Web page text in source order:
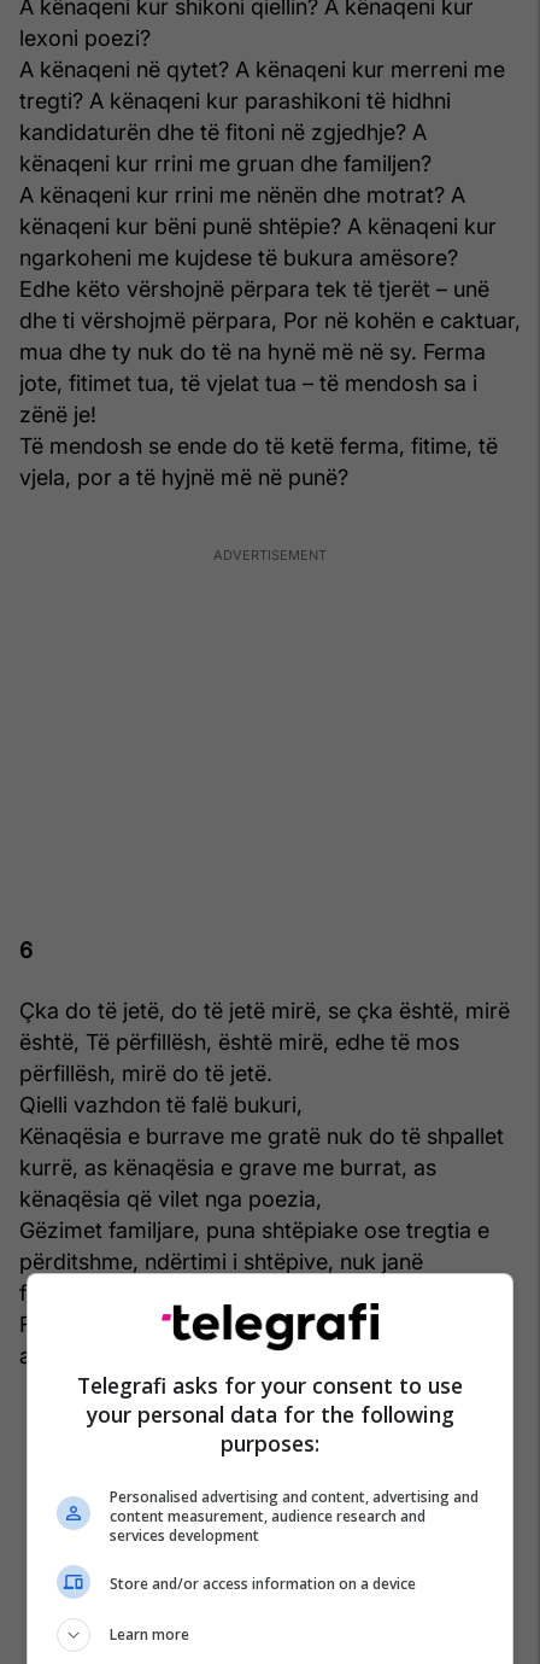
A kënaqeni kur shikoni qiellin? A kënaqeni kur
lexoni poezi?
A kënaqeni në qytet? A kënaqeni kur merreni me
tregti? A kënaqeni kur parashikoni të hidhni
kandidaturën dhe të fitoni në zgjedhje? A
kënaqeni kur rrini me gruan dhe familjen?
A kënaqeni kur rrini me nënën dhe motrat? A
kënaqeni kur bëni punë shtëpie? A kënaqeni kur
ngarkoheni me kujdese të bukura amësore?
Edhe këto vërshojnë përpara tek të tjerët – unë
dhe ti vërshojmë përpara, Por në kohën e caktuar,
mua dhe ty nuk do të na hynë më në sy. Ferma
jote, fitimet tua, të vjelat tua – të mendosh sa i
zënë je!
Të mendosh se ende do të ketë ferma, fitime, të
vjela, por a të hyjnë më në punë?
6
Çka do të jetë, do të jetë mirë, se çka është, mirë
është, Të përfillësh, është mirë, edhe të mos
përfillësh, mirë do të jetë.
Qielli vazhdon të falë bukuri,
Kënaqësia e burrave me gratë nuk do të shpallet
kurrë, as kënaqësia e grave me burrat, as
kënaqësia që vilet nga poezia,
Gëzimet familjare, puna shtëpiake ose tregtia e
përditshme, ndërtimi i shtëpive, nuk janë
fantazma, kanë peshë, trajtë, vendndodhje,
Fermat, fitimet, të vjelat, tregjet, pagat, qeveria,
asnjëra syresh nuk është fantazmë,
Telegrafi asks for your consent to use
your personal data for the following
purposes:
Personalised advertising and content, advertising and
content measurement, audience research and
services development
Store and/or access information on a device
Learn more